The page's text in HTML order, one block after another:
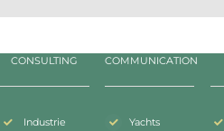
CONSULTING
Industrie
COMMUNICATION
Yachts